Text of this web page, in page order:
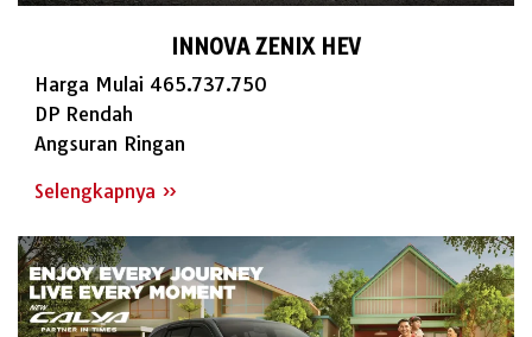
INNOVA ZENIX HEV
Harga Mulai 465.737.750
DP Rendah
Angsuran Ringan
Selengkapnya »